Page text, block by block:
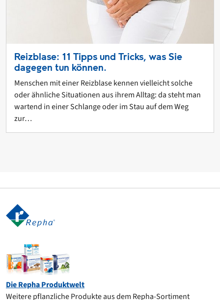
Reizblase: 11 Tipps und Tricks, was Sie
dagegen tun können.
Menschen mit einer Reizblase kennen vielleicht solche
oder ähnliche Situationen aus ihrem Alltag: da steht man
wartend in einer Schlange oder im Stau auf dem Weg
zur…
Die Repha Produktwelt
Weitere pflanzliche Produkte aus dem Repha-Sortiment